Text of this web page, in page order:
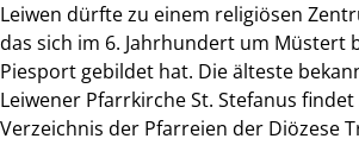
Leiwen dürfte zu einem religiösen
das sich im 6. Jahrhundert um Müstert
Piesport gebildet hat. Die älteste
Leiwener Pfarrkirche St. Stefanus
Verzeichnis der Pfarreien der Diözese